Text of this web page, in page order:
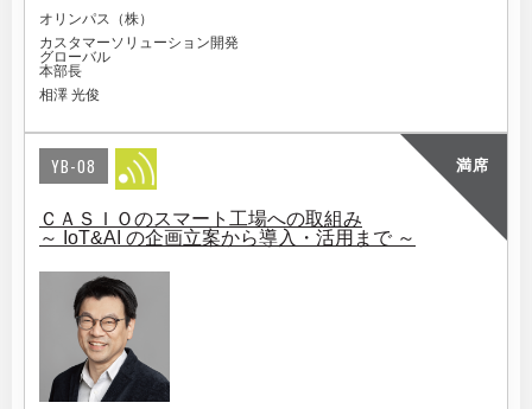
オリンパス（株）
カスタマーソリューション開発
グローバル
本部長
相澤 光俊
満席
YB-08
ＣＡＳＩＯのスマート工場への取組み
～ IoT&AI の企画立案から導入・活用まで ～